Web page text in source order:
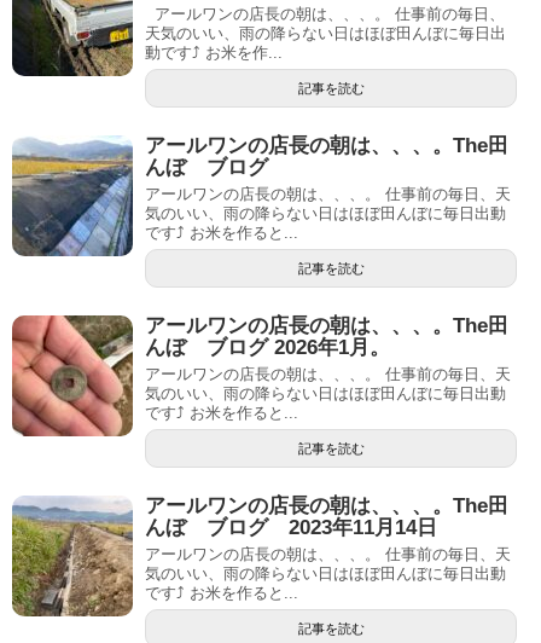
アールワンの店長の朝は、、、。 仕事前の毎日、
天気のいい、雨の降らない日はほぼ田んぼに毎日出
動です⤴ お米を作...
記事を読む
アールワンの店長の朝は、、、。The田
んぼ ブログ
アールワンの店長の朝は、、、。 仕事前の毎日、天
気のいい、雨の降らない日はほぼ田んぼに毎日出動
です⤴ お米を作ると...
記事を読む
アールワンの店長の朝は、、、。The田
んぼ ブログ 2026年1月。
アールワンの店長の朝は、、、。 仕事前の毎日、天
気のいい、雨の降らない日はほぼ田んぼに毎日出動
です⤴ お米を作ると...
記事を読む
アールワンの店長の朝は、、、。The田
んぼ ブログ 2023年11月14日
アールワンの店長の朝は、、、。 仕事前の毎日、天
気のいい、雨の降らない日はほぼ田んぼに毎日出動
です⤴ お米を作ると...
記事を読む